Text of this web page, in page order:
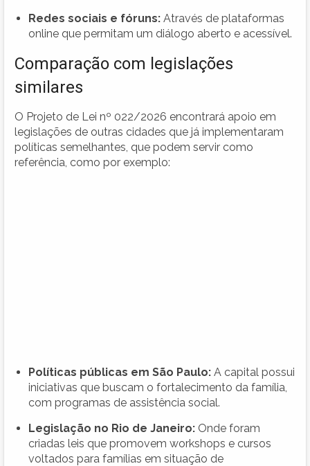
Redes sociais e fóruns: Através de plataformas
online que permitam um diálogo aberto e acessível.
Comparação com legislações
similares
O Projeto de Lei nº 022/2026 encontrará apoio em
legislações de outras cidades que já implementaram
políticas semelhantes, que podem servir como
referência, como por exemplo:
Políticas públicas em São Paulo: A capital possui
iniciativas que buscam o fortalecimento da família,
com programas de assistência social.
Legislação no Rio de Janeiro: Onde foram
criadas leis que promovem workshops e cursos
voltados para famílias em situação de